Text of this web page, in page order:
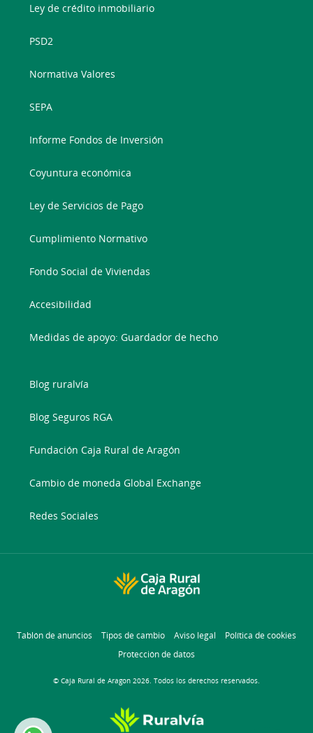
Ley de crédito inmobiliario
PSD2
Normativa Valores
SEPA
Informe Fondos de Inversión
Coyuntura económica
Ley de Servicios de Pago
Cumplimiento Normativo
Fondo Social de Viviendas
Accesibilidad
Medidas de apoyo: Guardador de hecho
Blog ruralvía
Blog Seguros RGA
Fundación Caja Rural de Aragón
Cambio de moneda Global Exchange
Redes Sociales
Tablón de anuncios Tipos de cambio Aviso legal
Política de cookies
Protección de datos
© Caja Rural de Aragon 2026. Todos los derechos reservados.